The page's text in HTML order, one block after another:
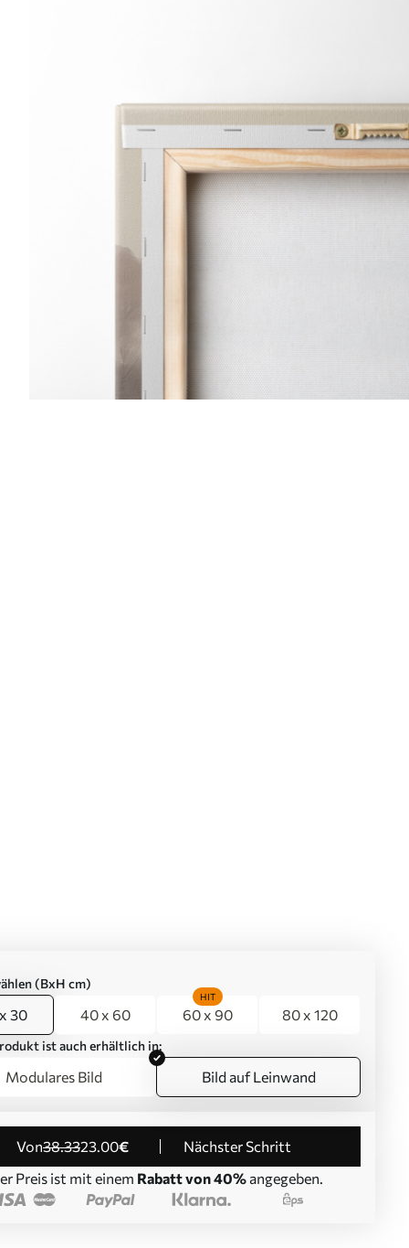
(BxH cm)
30 40 x 60 60 x 90
HIT
80 x 120
ist auch erhältlich in:
Modulares Bild Bild auf Leinwand
von38.3323.00€
Nächster Schritt
Preis ist mit einem Rabatt von 40% angegeben.